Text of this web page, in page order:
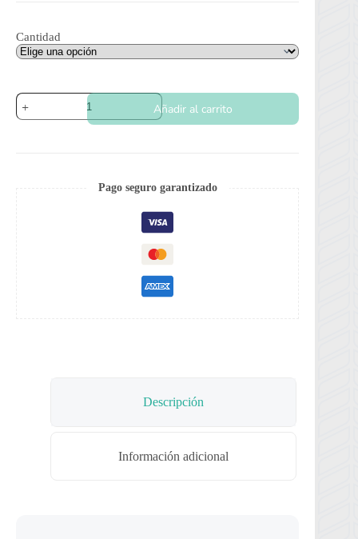
Cantidad
Semillas
para
Añadir al carrito
Pago seguro garantizado
Descripción
Información adicional